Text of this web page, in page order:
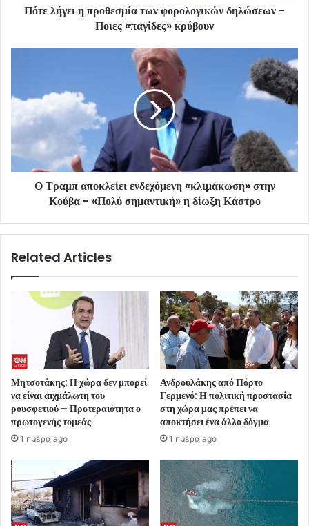
Πότε λήγει η προθεσμία των φορολογικών δηλώσεων -
Ποιες «παγίδες» κρύβουν
Ο Τραμπ αποκλείει ενδεχόμενη «κλιμάκωση» στην
Κούβα - «Πολύ σημαντική» η δίωξη Κάστρο
Related Articles
Μητσοτάκης: Η χώρα δεν μπορεί
να είναι αιχμάλωτη του
ρουσφετιού – Προτεραιότητα ο
πρωτογενής τομεάς
1 ημέρα ago
Ανδρουλάκης από Πόρτο
Γερμενό: Η πολιτική προστασία
στη χώρα μας πρέπει να
αποκτήσει ένα άλλο δόγμα
1 ημέρα ago